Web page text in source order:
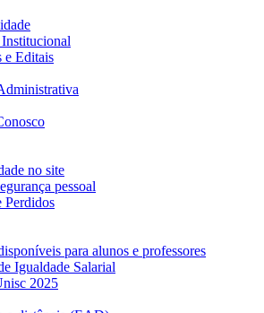
e Editais
no site
pessoal
Perdidos
para alunos e professores
Igualdade Salarial
2025